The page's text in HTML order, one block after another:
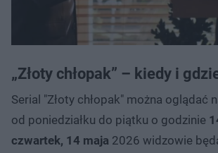
„Złoty chłopak” – kiedy i
Serial "Złoty chłopak" można oglądać
od poniedziałku do piątku o godzinie
czwartek, 14 maja 2026 widzowie